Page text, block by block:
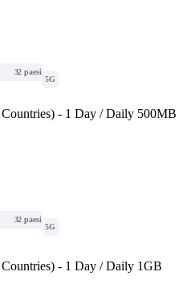
32 paesi
5G
- 1 Day / Daily 500MB
32 paesi
5G
- 1 Day / Daily 1GB